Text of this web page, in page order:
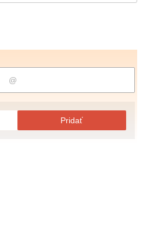
Pridať